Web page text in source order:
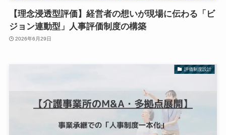
【理念浸透型評価】経営者の想いが現場に伝わる「ビ
ジョン連動型」人事評価制度の構築
2026年6月29日
評価制度設計